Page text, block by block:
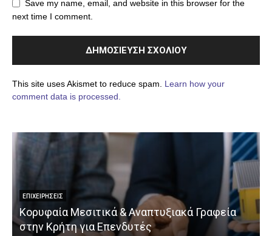
Save my name, email, and website in this browser for the
next time I comment.
This site uses Akismet to reduce spam. Learn how your
comment data is processed.
ΕΠΙΧΕΙΡΉΣΕΙΣ
Κορυφαία Μεσιτικά & Αναπτυξιακά Γραφεία
στην Κρήτη για Επενδυτές